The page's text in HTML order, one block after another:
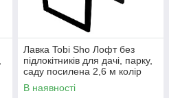
Лавка Tobi Sho Лофт без
підлокітників для дачі, парку,
саду посилена 2,6 м колір
махагоній
В наявності